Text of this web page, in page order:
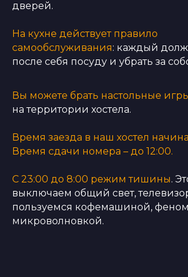
дверей.
На кухне действует правило
самообслуживания: каждый
после себя посуду и убрать за
Вы можете брать настольные
на территории хостела.
Время заезда в наш хостел
Время сдачи номера – до 12:00.
С 23:00 до 8:00 режим тишины.
выключаем общий свет,
пользуемся кофемашиной,
микроволновкой.